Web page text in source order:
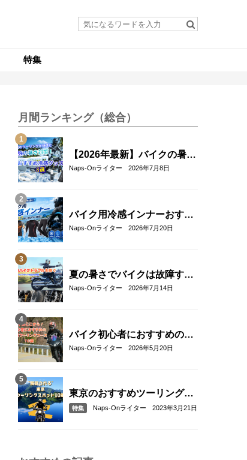
特集
月間ランキング（総合）
【2026年最新】バイクの暑さ
対策・冷感グッズおすすめ8
Naps-Onライター 2026年7月8日
バイク用冷感インナーおすす
め22選！夏のツーリングを快
Naps-Onライター 2026年7月20日
夏の暑さでバイクは故障す
る？起こりやすいトラブルと
Naps-Onライター 2026年7月14日
バイク初心者におすすめの関
東近郊ツーリングコース10選
Naps-Onライター 2026年5月20日
東京のおすすめツーリングス
ポット10選
特集 Naps-Onライター 2023年3月21日